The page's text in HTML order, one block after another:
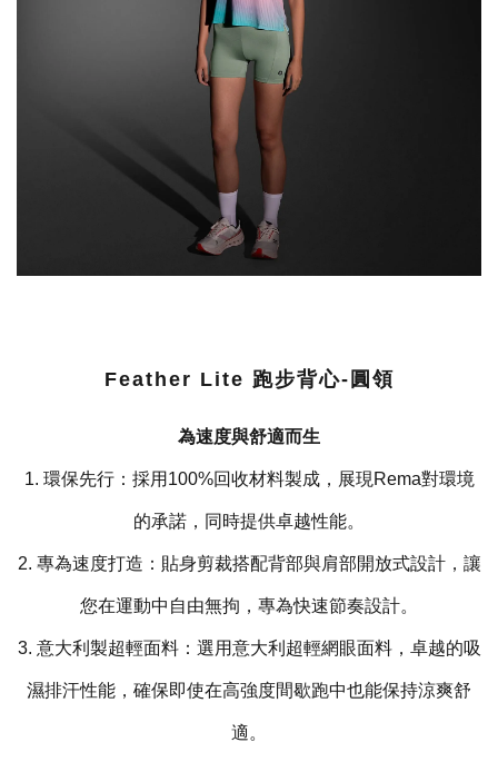
Feather Lite 跑步背心-圓領
為速度與舒適而生
1. 環保先行：採用100%回收材料製成，展現Rema對環境
的承諾，同時提供卓越性能。
2. 專為速度打造：貼身剪裁搭配背部與肩部開放式設計，讓
您在運動中自由無拘，專為快速節奏設計。
3. 意大利製超輕面料：選用意大利超輕網眼面料，卓越的吸
濕排汗性能，確保即使在高強度間歇跑中也能保持涼爽舒
適。